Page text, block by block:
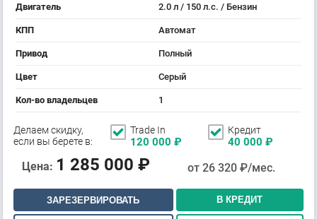
Двигатель 2.0 л / 150 л.с. / Бензин
КПП Автомат
Привод Полный
Цвет Серый
Кол-во владельцев 1
Делаем скидку,
если вы берете в:
Trade In
120 000 ₽
Кредит
40 000 ₽
Цена: 1 285 000 ₽ от 26 320₽/мес.
ЗАРЕЗЕРВИРОВАТЬ В КРЕДИТ